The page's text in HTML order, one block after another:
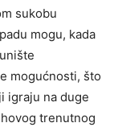
sukobu
mogu, kada
mogućnosti, što
igraju na duge
trenutnog